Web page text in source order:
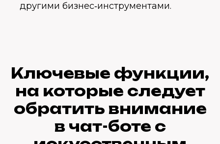
другими бизнес‑инструментами.
Ключевые функции,
на которые следует
обратить внимание
в чат-боте с